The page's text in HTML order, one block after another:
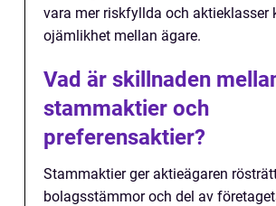
vara mer riskfyllda och aktieklasser
ojämlikhet mellan ägare.
Vad är skillnaden
stammaktier och
preferensaktier?
Stammaktier ger aktieägaren
bolagsstämmor och del av